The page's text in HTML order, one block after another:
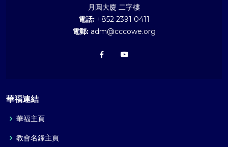
月圓大廈 二字樓
電話: +852 2391 0411
電郵: adm@cccowe.org
華福連結
華福主頁
教會名錄主頁